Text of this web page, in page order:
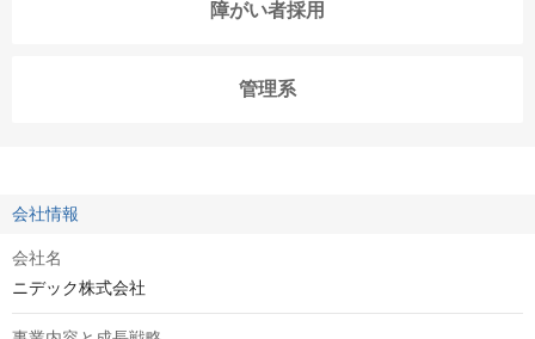
障がい者採用
管理系
会社情報
会社名
ニデック株式会社